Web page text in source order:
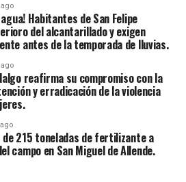
Habitantes de San Felipe
del alcantarillado y exigen
antes de la temporada de lluvias.
reafirma su compromiso con la
y erradicación de la violencia
215 toneladas de fertilizante a
campo en San Miguel de Allende.